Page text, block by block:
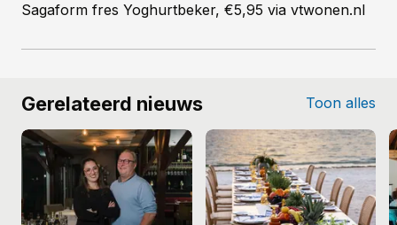
Sagaform fres Yoghurtbeker, €5,95 via vtwonen.nl
Gerelateerd nieuws Toon alles